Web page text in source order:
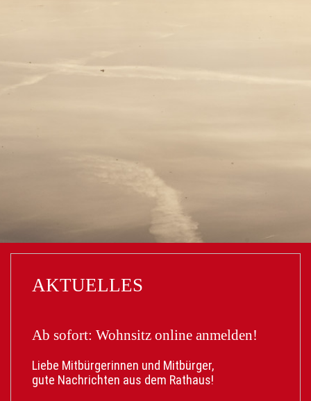
AKTUELLES
Ab sofort: Wohnsitz online anmelden!
Liebe Mitbürgerinnen und Mitbürger,
gute Nachrichten aus dem Rathaus!